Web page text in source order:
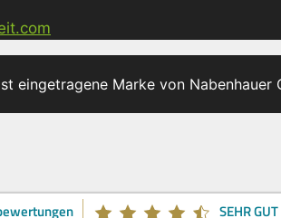
SEHR GUT
eingetragene Marke von Nabenhauer